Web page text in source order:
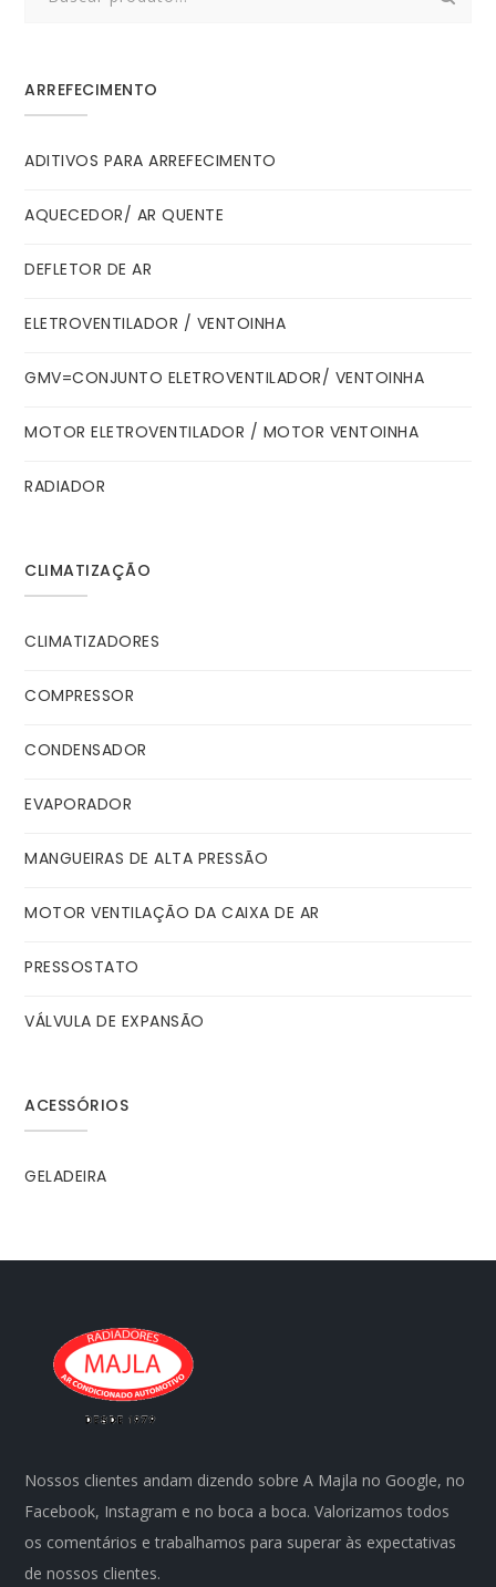
ARREFECIMENTO
ADITIVOS PARA ARREFECIMENTO
AQUECEDOR/ AR QUENTE
DEFLETOR DE AR
ELETROVENTILADOR / VENTOINHA
GMV=CONJUNTO ELETROVENTILADOR/ VENTOINHA
MOTOR ELETROVENTILADOR / MOTOR VENTOINHA
RADIADOR
CLIMATIZAÇÃO
CLIMATIZADORES
COMPRESSOR
CONDENSADOR
EVAPORADOR
MANGUEIRAS DE ALTA PRESSÃO
MOTOR VENTILAÇÃO DA CAIXA DE AR
PRESSOSTATO
VÁLVULA DE EXPANSÃO
ACESSÓRIOS
GELADEIRA
Nossos clientes andam dizendo sobre A Majla no Google, no
Facebook, Instagram e no boca a boca. Valorizamos todos
os comentários e trabalhamos para superar às expectativas
de nossos clientes.